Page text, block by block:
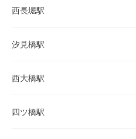
西長堀駅
汐見橋駅
西大橋駅
四ツ橋駅